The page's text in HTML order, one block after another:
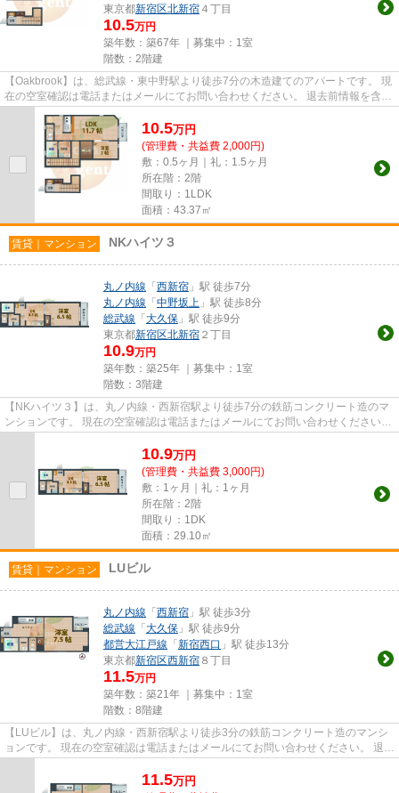
東京都新宿区北新宿 ４丁目
10.5万円
築年数：築67年 ｜募集中： 1室
階数：2階建
【Oakbrook】は、総武線・東中野駅より徒歩7分の木造建てのアパートです。 現
在の空室確認は電話またはメールにてお問い合わせください。 退去前情報を含め
10.5万円
(管理費・共益費 2,000円)
敷：0.5ヶ月｜礼：1.5ヶ月
所在階：2階
間取り：1LDK
面積：43.37㎡
賃貸｜マンション NKハイツ３
丸ノ内線 「 西新宿 」駅 徒歩7分
丸ノ内線 「 中野坂上 」駅 徒歩8分
総武線 「 大久保 」駅 徒歩9分
東京都新宿区北新宿 ２丁目
10.9万円
築年数：築25年 ｜募集中： 1室
階数：3階建
【NKハイツ３】は、丸ノ内線・西新宿駅より徒歩7分の鉄筋コンクリート造のマ
ンションです。 現在の空室確認は電話またはメールにてお問い合わせください。
10.9万円
(管理費・共益費 3,000円)
敷：1ヶ月｜礼：1ヶ月
所在階：2階
間取り：1DK
面積：29.10㎡
賃貸｜マンション LUビル
丸ノ内線 「 西新宿 」駅 徒歩3分
総武線 「 大久保 」駅 徒歩9分
都営大江戸線 「 新宿西口 」駅 徒歩13分
東京都新宿区西新宿 ８丁目
11.5万円
築年数：築21年 ｜募集中： 1室
階数：8階建
【LUビル】は、丸ノ内線・西新宿駅より徒歩3分の鉄筋コンクリート造のマンシ
ョンです。 現在の空室確認は電話またはメールにてお問い合わせください。 退去
11.5万円